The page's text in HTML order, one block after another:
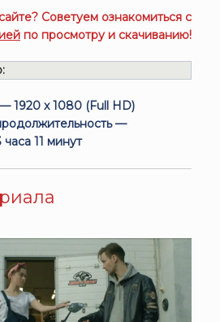
Советуем ознакомиться с
по просмотру и скачиванию!
1920 x 1080 (Full HD)
—
часа 11 минут